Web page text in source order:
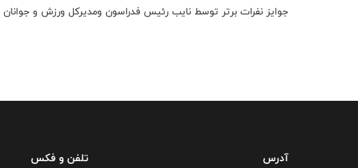
جوایز نفرات برتر توسط نایب رئیس فدراسون ومدیرکل ورزش و
آدرس تلفن و فکس